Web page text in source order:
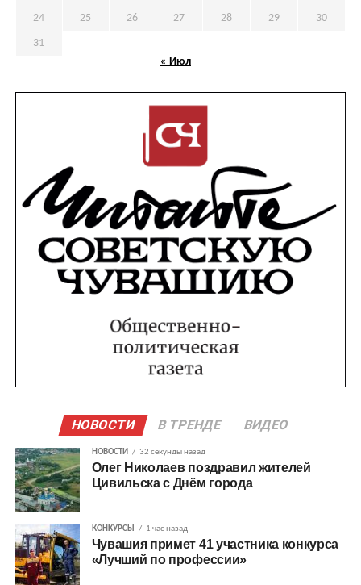
24 25 26 27 28 29 30
31
« Июл
НОВОСТИ В ТРЕНДЕ ВИДЕО
НОВОСТИ 32 секунды назад
Олег Николаев поздравил жителей
Цивильска с Днём города
КОНКУРСЫ 1 час назад
Чувашия примет 41 участника конкурса
«Лучший по профессии»